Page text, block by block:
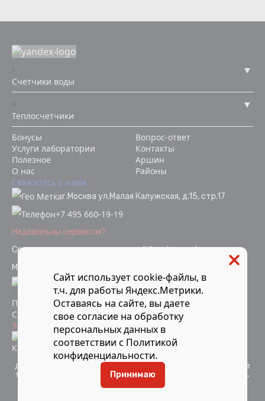
Счетчики воды
Теплосчетчики
Бонусы
Услуги лаборатории
Полезное
О нас
Вопрос-ответ
Контакты
Аршин
Районы
Свяжитесь с нами
г.Москва ул.Малая Калужская, д.15, стр.17
+7 495 660-19-19
Недовольны сервисом?
Связаться с отделом качестваok@vodopoverka.ru
Мы в социальных сетях:
Политика конфиденциальности
Согласие на обработку персональных данных
Защита от мошенников
Информация об аккредитации
Карта сайта
Компания Мосметрология © 2021-2026 Все материалы
данного сайта являются объектами авторского права и не
являются публичной офертой. Запрещается копирование,
распространение (в том числе путем копирования на
другие сайты и ресурсы в Интернете) или любое иное
Сайт использует cookie-файлы, в
т.ч. для работы Яндекс.Метрики.
Оставаясь на сайте, вы даете
своесогласие на обработку
персональных данных в
соответствии с Политикой
конфиденциальности.
Принимаю